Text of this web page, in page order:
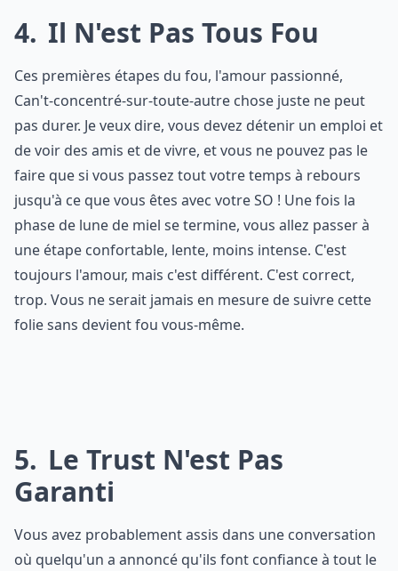
4 Il N'est Pas Tous Fou
Ces premières étapes du fou, l'amour passionné,
Can't-concentré-sur-toute-autre chose juste ne peut
pas durer. Je veux dire, vous devez détenir un emploi et
de voir des amis et de vivre, et vous ne pouvez pas le
faire que si vous passez tout votre temps à rebours
jusqu'à ce que vous êtes avec votre SO ! Une fois la
phase de lune de miel se termine, vous allez passer à
une étape confortable, lente, moins intense. C'est
toujours l'amour, mais c'est différent. C'est correct,
trop. Vous ne serait jamais en mesure de suivre cette
folie sans devient fou vous-même.
5 Le Trust N'est Pas
Garanti
Vous avez probablement assis dans une conversation
où quelqu'un a annoncé qu'ils font confiance à tout le